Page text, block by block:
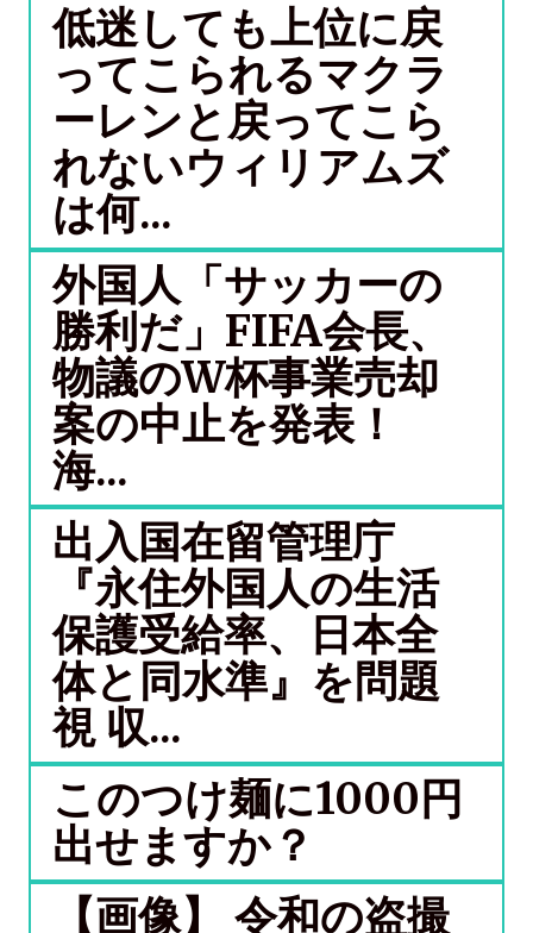
低迷しても上位に戻
ってこられるマクラ
ーレンと戻ってこら
れないウィリアムズ
は何...
外国人「サッカーの
勝利だ」FIFA会長、
物議のW杯事業売却
案の中止を発表！
海...
出入国在留管理庁
『永住外国人の生活
保護受給率、日本全
体と同水準』を問題
視 収...
このつけ麺に1000円
出せますか？
【画像】 令和の盗撮